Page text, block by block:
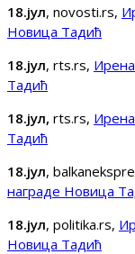
18.јул, novosti.rs,
Новица Тадић
18.јул, rts.rs,
Тадић
18.јул, rts.rs,
Тадић
18.јул,
награде Новица
18.јул, politika.rs,
Новица Тадић